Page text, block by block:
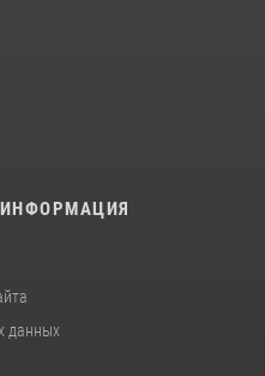
ИНФОРМАЦИЯ
данных